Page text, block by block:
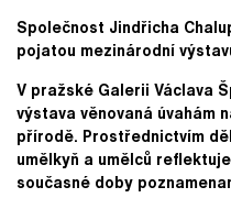
Společnost Jindřicha
pojatou mezinárodní
V pražské Galerii Václava
výstava věnovaná úvahám
přírodě. Prostřednictvím
umělkyň a umělců
současné doby